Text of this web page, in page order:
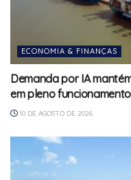
ECONOMIA & FINANÇAS
Demanda por IA
em pleno funcionamento
10 DE AGOSTO DE 2026